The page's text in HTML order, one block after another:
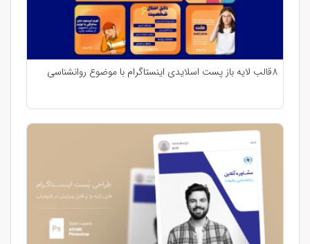
8قالب لایه باز پست اسلایدی اینستاگرام با موضوع روانشناسی